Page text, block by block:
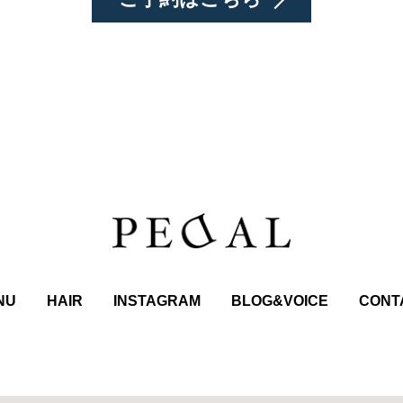
HAIR INSTAGRAM BLOG&VOICE